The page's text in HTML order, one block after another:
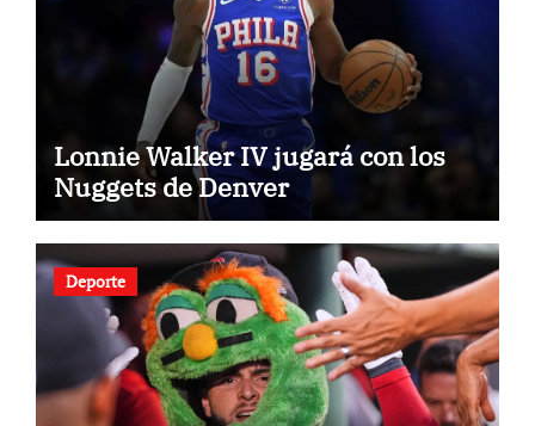
Lonnie Walker IV jugará con los
Nuggets de Denver
Deporte